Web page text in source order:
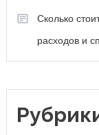
Сколько
расходов и